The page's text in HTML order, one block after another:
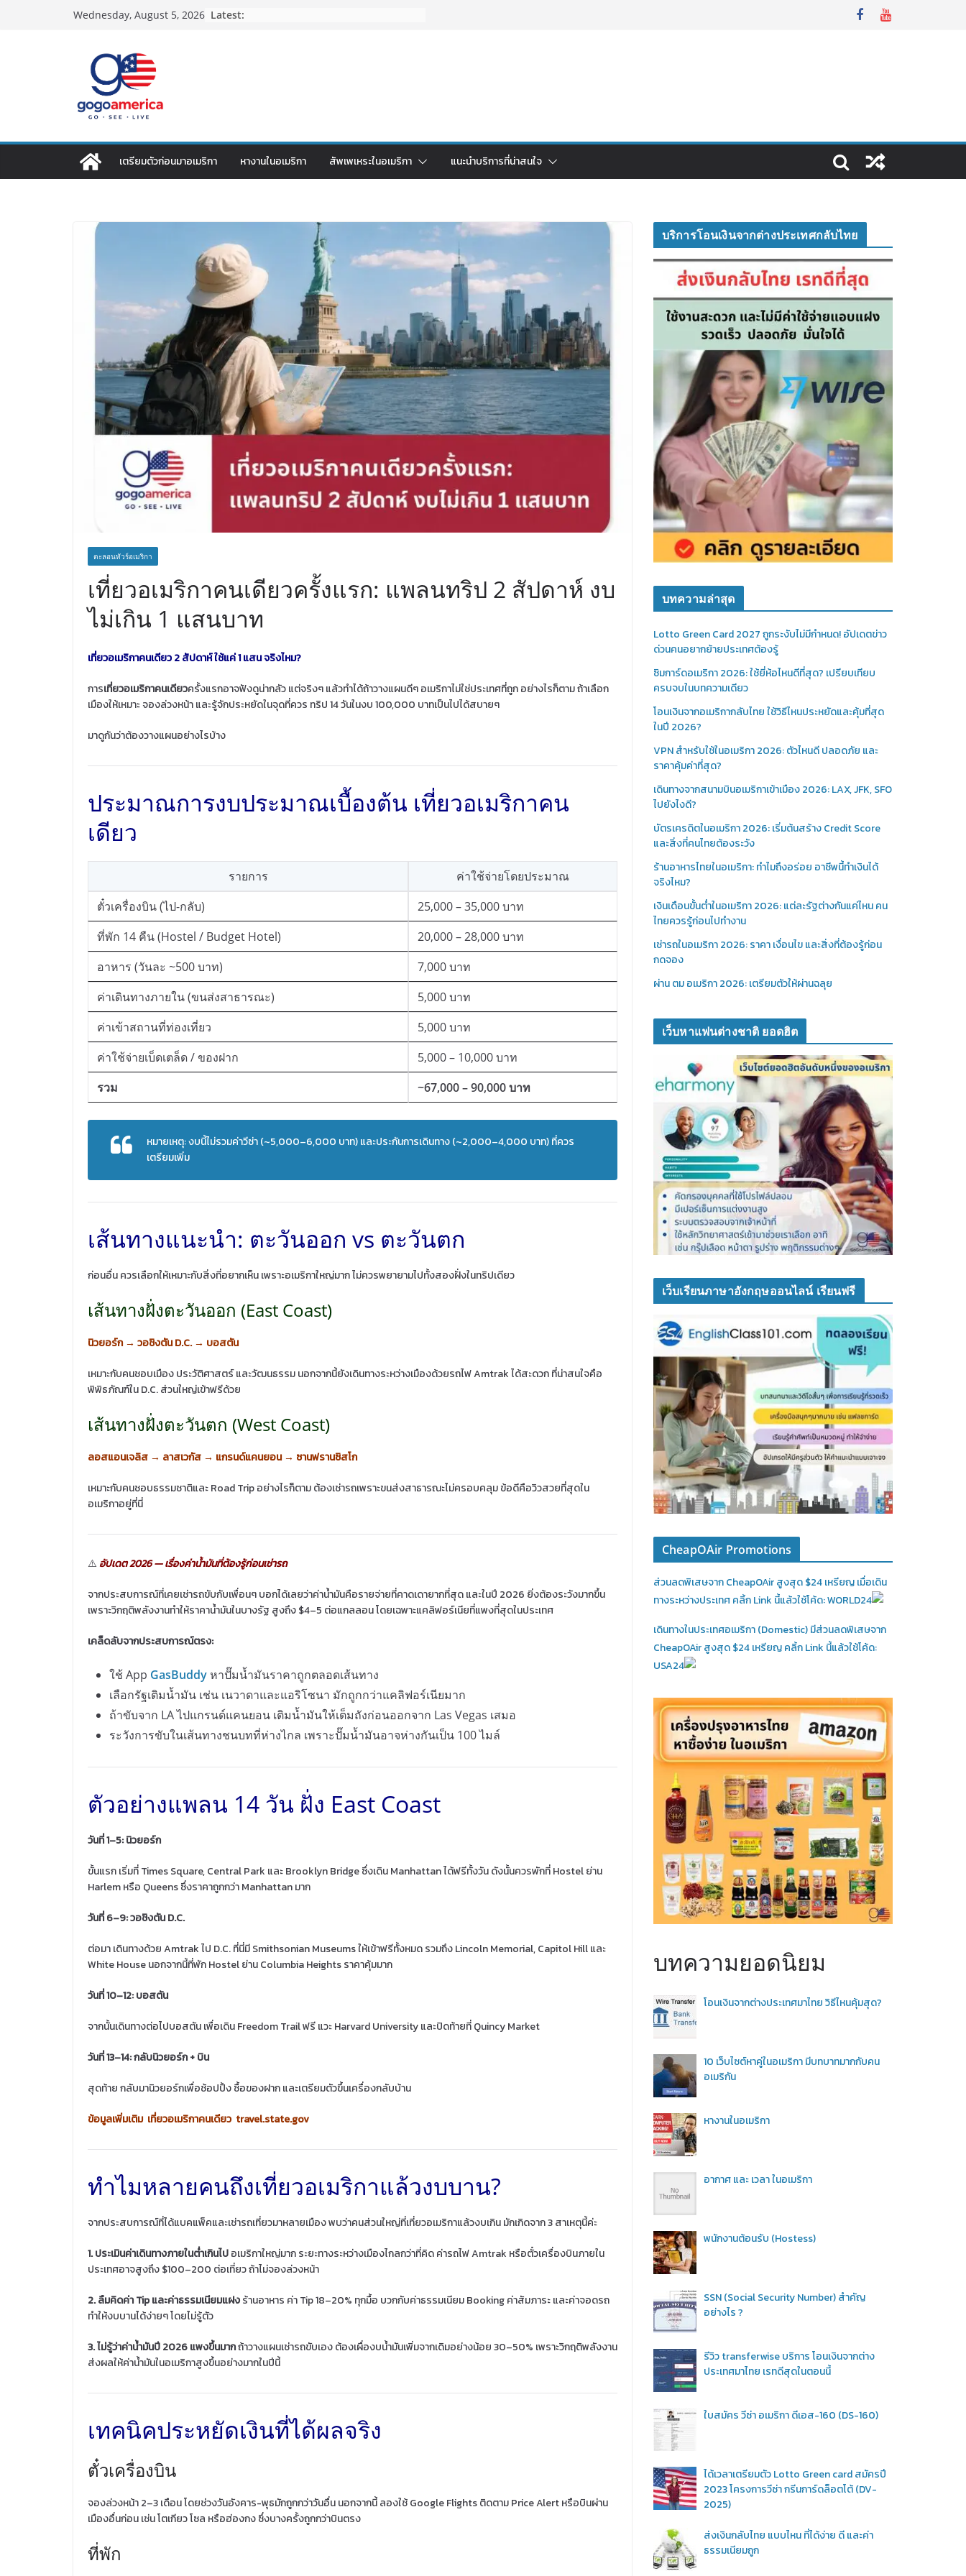
Wednesday, August 5, 2026 Latest:
เตรียมตัวก่อนมาอเมริกา หางานในอเมริกา สัพเพเหระในอเมริกา แนะนำบริการที่น่าสนใจ
ตะลอนทัวร์อเมริกา
เที่ยวอเมริกาคนเดียวครั้งแรก: แพลนทริป 2 สัปดาห์ งบ
ไม่เกิน 1 แสนบาท
เที่ยวอเมริกาคนเดียว 2 สัปดาห์ ใช้แค่ 1 แสน จริงไหม?
การเที่ยวอเมริกาคนเดียวครั้งแรกอาจฟังดูน่ากลัว แต่จริงๆ แล้วทำได้ถ้าวางแผนดีๆ อเมริกาไม่ใช่ประเทศที่ถูก อย่างไรก็ตาม ถ้าเลือก
เมืองให้เหมาะ จองล่วงหน้า และรู้จักประหยัดในจุดที่ควร ทริป 14 วันในงบ 100,000 บาทเป็นไปได้สบายๆ
มาดูกันว่าต้องวางแผนอย่างไรบ้าง
ประมาณการงบประมาณเบื้องต้น เที่ยวอเมริกาคน
เดียว
รายการ
ค่าใช้จ่ายโดยประมาณ
ตั๋วเครื่องบิน (ไป-กลับ)
25,000 – 35,000 บาท
ที่พัก 14 คืน (Hostel / Budget Hotel)
20,000 – 28,000 บาท
อาหาร (วันละ ~500 บาท)
7,000 บาท
ค่าเดินทางภายใน (ขนส่งสาธารณะ)
5,000 บาท
ค่าเข้าสถานที่ท่องเที่ยว
5,000 บาท
ค่าใช้จ่ายเบ็ดเตล็ด / ของฝาก
5,000 – 10,000 บาท
รวม
~67,000 – 90,000 บาท
หมายเหตุ: งบนี้ไม่รวมค่าวีซ่า (~5,000–6,000 บาท) และประกันการเดินทาง (~2,000–4,000 บาท) ที่ควร
เตรียมเพิ่ม
เส้นทางแนะนำ: ตะวันออก vs ตะวันตก
ก่อนอื่น ควรเลือกให้เหมาะกับสิ่งที่อยากเห็น เพราะอเมริกาใหญ่มาก ไม่ควรพยายามไปทั้งสองฝั่งในทริปเดียว
เส้นทางฝั่งตะวันออก (East Coast)
นิวยอร์ก → วอชิงตัน D.C. → บอสตัน
เหมาะกับคนชอบเมือง ประวัติศาสตร์ และวัฒนธรรม นอกจากนี้ยังเดินทางระหว่างเมืองด้วยรถไฟ Amtrak ได้สะดวก ที่น่าสนใจคือ
พิพิธภัณฑ์ใน D.C. ส่วนใหญ่เข้าฟรีด้วย
เส้นทางฝั่งตะวันตก (West Coast)
ลอสแอนเจลิส → ลาสเวกัส → แกรนด์แคนยอน → ซานฟรานซิสโก
เหมาะกับคนชอบธรรมชาติและ Road Trip อย่างไรก็ตาม ต้องเช่ารถเพราะขนส่งสาธารณะไม่ครอบคลุม ข้อดีคือวิวสวยที่สุดใน
อเมริกาอยู่ที่นี่
⚠️ อัปเดต 2026 — เรื่องค่าน้ำมันที่ต้องรู้ก่อนเช่ารถ
จากประสบการณ์ที่เคยเช่ารถขับกับเพื่อนๆ บอกได้เลยว่าค่าน้ำมันคือรายจ่ายที่คาดเดายากที่สุด และในปี 2026 ยิ่งต้องระวังมากขึ้น
เพราะวิกฤติพลังงานทำให้ราคาน้ำมันในบางรัฐ สูงถึง $4–5 ต่อแกลลอน โดยเฉพาะแคลิฟอร์เนียที่แพงที่สุดในประเทศ
เคล็ดลับจากประสบการณ์ตรง:
ใช้ App GasBuddyหาปั๊มน้ำมันราคาถูกตลอดเส้นทาง
เลือกรัฐเติมน้ำมัน เช่น เนวาดาและแอริโซนา มักถูกกว่าแคลิฟอร์เนียมาก
ถ้าขับจาก LA ไปแกรนด์แคนยอน เติมน้ำมันให้เต็มถังก่อนออกจาก Las Vegas เสมอ
ระวังการขับในเส้นทางชนบทที่ห่างไกล เพราะปั๊มน้ำมันอาจห่างกันเป็น 100 ไมล์
ตัวอย่างแพลน 14 วัน ฝั่ง East Coast
วันที่ 1–5: นิวยอร์ก
ขั้นแรก เริ่มที่ Times Square, Central Park และ Brooklyn Bridge ซึ่งเดิน Manhattan ได้ฟรีทั้งวัน ดังนั้นควรพักที่ Hostel ย่าน
Harlem หรือ Queens ซึ่งราคาถูกกว่า Manhattan มาก
วันที่ 6–9: วอชิงตัน D.C.
ต่อมา เดินทางด้วย Amtrak ไป D.C. ที่นี่มี Smithsonian Museums ให้เข้าฟรีทั้งหมด รวมถึง Lincoln Memorial, Capitol Hill และ
White House นอกจากนี้ที่พัก Hostel ย่าน Columbia Heights ราคาคุ้มมาก
วันที่ 10–12: บอสตัน
จากนั้นเดินทางต่อไปบอสตัน เพื่อเดิน Freedom Trail ฟรี แวะ Harvard University และปิดท้ายที่ Quincy Market
วันที่ 13–14: กลับนิวยอร์ก + บิน
สุดท้าย กลับมานิวยอร์กเพื่อช้อปปิ้ง ซื้อของฝาก และเตรียมตัวขึ้นเครื่องกลับบ้าน
ข้อมูลเพิ่มเติม เที่ยวอเมริกาคนเดียว travel.state.gov
ทำไมหลายคนถึงเที่ยวอเมริกาแล้วงบบาน?
จากประสบการณ์ที่ได้แบคแพ็คและเช่ารถเที่ยวมาหลายเมือง พบว่าคนส่วนใหญ่ที่เที่ยวอเมริกาแล้วงบเกิน มักเกิดจาก 3 สาเหตุนี้ค่ะ
1. ประเมินค่าเดินทางภายในต่ำเกินไปอเมริกาใหญ่มาก ระยะทางระหว่างเมืองไกลกว่าที่คิด ค่ารถไฟ Amtrak หรือตั๋วเครื่องบินภายใน
ประเทศอาจสูงถึง $100–200 ต่อเที่ยว ถ้าไม่จองล่วงหน้า
2. ลืมคิดค่า Tip และค่าธรรมเนียมแฝงร้านอาหาร ค่า Tip 18–20% ทุกมื้อ บวกกับค่าธรรมเนียม Booking ค่าสัมภาระ และค่าจอดรถ
ทำให้งบบานได้ง่ายๆ โดยไม่รู้ตัว
3. ไม่รู้ว่าค่าน้ำมันปี 2026 แพงขึ้นมากถ้าวางแผนเช่ารถขับเอง ต้องเผื่องบน้ำมันเพิ่มจากเดิมอย่างน้อย 30–50% เพราะวิกฤติพลังงาน
ส่งผลให้ค่าน้ำมันในอเมริกาสูงขึ้นอย่างมากในปีนี้
เทคนิคประหยัดเงินที่ได้ผลจริง
ตั๋วเครื่องบิน
จองล่วงหน้า 2–3 เดือน โดยช่วงวันอังคาร-พุธมักถูกกว่าวันอื่น นอกจากนี้ ลองใช้ Google Flights ติดตาม Price Alert หรือบินผ่าน
เมืองอื่นก่อน เช่น โตเกียว โซล หรือฮ่องกง ซึ่งบางครั้งถูกกว่าบินตรง
ที่พัก
บริการโอนเงินจากต่างประเทศกลับไทย
บทความล่าสุด
Lotto Green Card 2027 ถูกระงับไม่มีกำหนด! อัปเดตข่าว
ด่วนคนอยากย้ายประเทศต้องรู้
ซิมการ์ดอเมริกา 2026: ใช้ยี่ห้อไหนดีที่สุด? เปรียบเทียบ
ครบจบในบทความเดียว
โอนเงินจากอเมริกากลับไทย ใช้วิธีไหนประหยัดและคุ้มที่สุด
ในปี 2026?
VPN สำหรับใช้ในอเมริกา 2026: ตัวไหนดี ปลอดภัย และ
ราคาคุ้มค่าที่สุด?
เดินทางจากสนามบินอเมริกาเข้าเมือง 2026: LAX, JFK, SFO
ไปยังไงดี?
บัตรเครดิตในอเมริกา 2026: เริ่มต้นสร้าง Credit Score
และสิ่งที่คนไทยต้องระวัง
ร้านอาหารไทยในอเมริกา: ทำไมถึงอร่อย อาชีพนี้ทำเงินได้
จริงไหม?
เงินเดือนขั้นต่ำในอเมริกา 2026: แต่ละรัฐต่างกันแค่ไหน คน
ไทยควรรู้ก่อนไปทำงาน
เช่ารถในอเมริกา 2026: ราคา เงื่อนไข และสิ่งที่ต้องรู้ก่อน
กดจอง
ผ่าน ตม อเมริกา 2026: เตรียมตัวให้ผ่านฉลุย
เว็บหาแฟนต่างชาติ ยอดฮิต
เว็บเรียนภาษาอังกฤษออนไลน์ เรียนฟรี
CheapOAir Promotions
ส่วนลดพิเสษจาก CheapOAir สูงสุด $24 เหรียญ เมื่อเดิน
ทางระหว่างประเทศ คลิ้ก Link นี้แล้วใช้โค้ด: WORLD24
เดินทางในประเทศอเมริกา (Domestic)มีส่วนลดพิเสษจาก
CheapOAir สูงสุด $24 เหรียญ คลิ้ก Link นี้แล้วใช้โค้ด:
USA24
บทความยอดนิยม
โอนเงินจากต่างประเทศมาไทย วิธีไหนคุ้มสุด?
10 เว็บไซต์หาคู่ในอเมริกา มีบทบาทมากกับคน
อเมริกัน
หางานในอเมริกา
อากาศ และ เวลา ในอเมริกา
พนักงานต้อนรับ (Hostess)
SSN (Social Security Number) สำคัญ
อย่างไร ?
รีวิว transferwise บริการ โอนเงินจากต่าง
ประเทศมาไทย เรทดีสุดในตอนนี้
ใบสมัคร วีซ่า อเมริกา ดีเอส-160 (DS-160)
ได้เวลาเตรียมตัว Lotto Green card สมัครปี
2023 โครงการวีซ่า กรีนการ์ดล็อตโต้ (DV-
2025)
ส่งเงินกลับไทย แบบไหน ที่ได้ง่าย ดี และค่า
ธรรมเนียมถูก